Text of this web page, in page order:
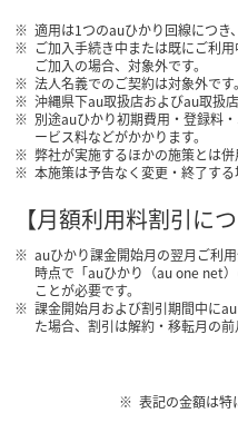
適用は1つのauひかり回線につき
ご加入手続き中または既にご利
ご加入の場合、対象外です。
法人名義でのご契約は対象外です。
沖縄県下au取扱店およびau取扱
別途auひかり初期費用・登録料
ービス料などがかかります。
弊社が実施するほかの施策とは併
本施策は予告なく変更・終了する
【月額利用料割引につ
auひかり課金開始月の翌月ご利
時点で「auひかり（au one net
ことが必要です。
課金開始月および割引期間中に
た場合、割引は解約・移転月の前
表記の金額は特